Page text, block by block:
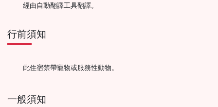
經由自動翻譯工具翻譯。
行前須知
此住宿禁帶寵物或服務性動物。
一般須知